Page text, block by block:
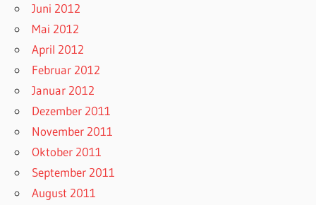
Juni 2012
Mai 2012
April 2012
Februar 2012
Januar 2012
Dezember 2011
November 2011
Oktober 2011
September 2011
August 2011